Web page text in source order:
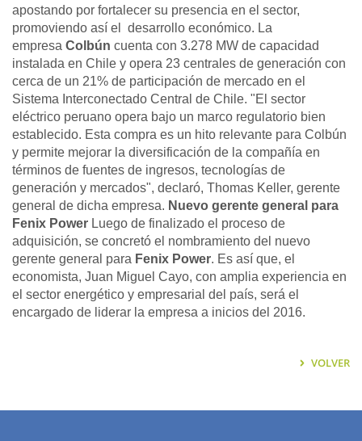
apostando por fortalecer su presencia en el sector,
promoviendo así el desarrollo económico. La
empresa Colbún cuenta con 3.278 MW de capacidad
instalada en Chile y opera 23 centrales de generación con
cerca de un 21% de participación de mercado en el
Sistema Interconectado Central de Chile. "El sector
eléctrico peruano opera bajo un marco regulatorio bien
establecido. Esta compra es un hito relevante para Colbún
y permite mejorar la diversificación de la compañía en
términos de fuentes de ingresos, tecnologías de
generación y mercados", declaró, Thomas Keller, gerente
general de dicha empresa. Nuevo gerente general para
Fenix Power Luego de finalizado el proceso de
adquisición, se concretó el nombramiento del nuevo
gerente general para Fenix Power. Es así que, el
economista, Juan Miguel Cayo, con amplia experiencia en
el sector energético y empresarial del país, será el
encargado de liderar la empresa a inicios del 2016.
VOLVER